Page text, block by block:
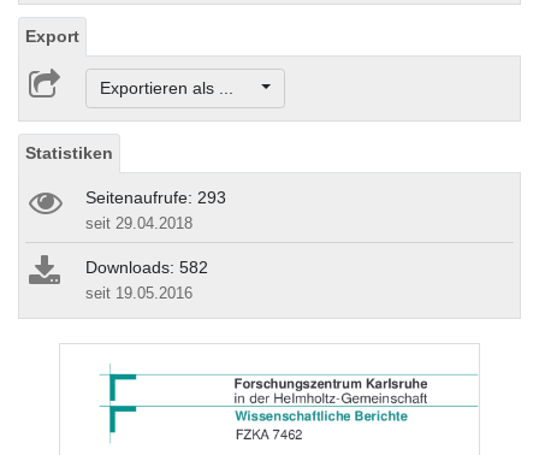
Export
Exportieren als ...
Statistiken
Seitenaufrufe: 293
seit 29.04.2018
Downloads: 582
seit 19.05.2016